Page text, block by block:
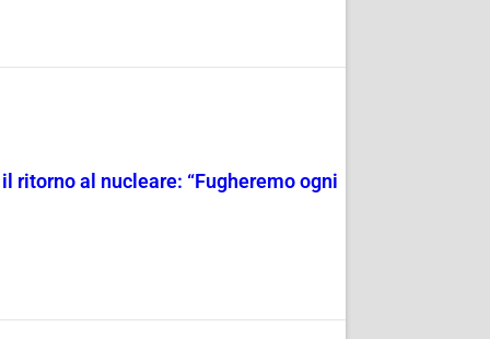
ritorno al nucleare: “Fugheremo ogni